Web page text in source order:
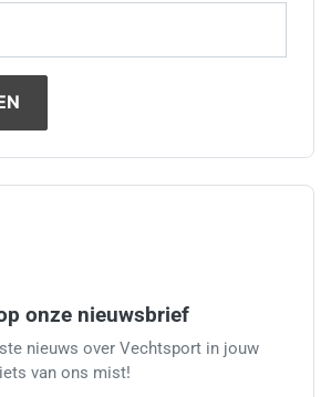
onze nieuwsbrief
nieuws over Vechtsport in jouw
van ons mist!